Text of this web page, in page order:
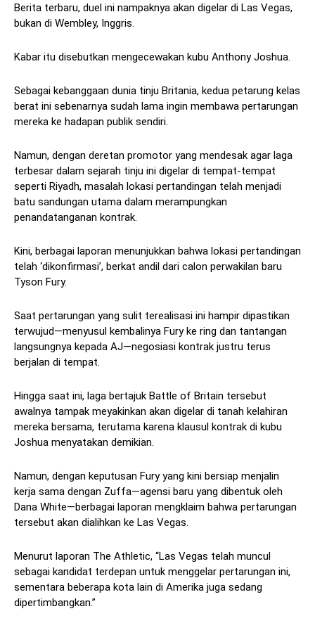
Berita terbaru, duel ini nampaknya akan digelar di Las Vegas,
bukan di Wembley, Inggris.
Kabar itu disebutkan mengecewakan kubu Anthony Joshua.
Sebagai kebanggaan dunia tinju Britania, kedua petarung kelas
berat ini sebenarnya sudah lama ingin membawa pertarungan
mereka ke hadapan publik sendiri.
Namun, dengan deretan promotor yang mendesak agar laga
terbesar dalam sejarah tinju ini digelar di tempat-tempat
seperti Riyadh, masalah lokasi pertandingan telah menjadi
batu sandungan utama dalam merampungkan
penandatanganan kontrak.
Kini, berbagai laporan menunjukkan bahwa lokasi pertandingan
telah ‘dikonfirmasi’, berkat andil dari calon perwakilan baru
Tyson Fury.
Saat pertarungan yang sulit terealisasi ini hampir dipastikan
terwujud—menyusul kembalinya Fury ke ring dan tantangan
langsungnya kepada AJ—negosiasi kontrak justru terus
berjalan di tempat.
Hingga saat ini, laga bertajuk Battle of Britain tersebut
awalnya tampak meyakinkan akan digelar di tanah kelahiran
mereka bersama, terutama karena klausul kontrak di kubu
Joshua menyatakan demikian.
Namun, dengan keputusan Fury yang kini bersiap menjalin
kerja sama dengan Zuffa—agensi baru yang dibentuk oleh
Dana White—berbagai laporan mengklaim bahwa pertarungan
tersebut akan dialihkan ke Las Vegas.
Menurut laporan The Athletic, “Las Vegas telah muncul
sebagai kandidat terdepan untuk menggelar pertarungan ini,
sementara beberapa kota lain di Amerika juga sedang
dipertimbangkan.”